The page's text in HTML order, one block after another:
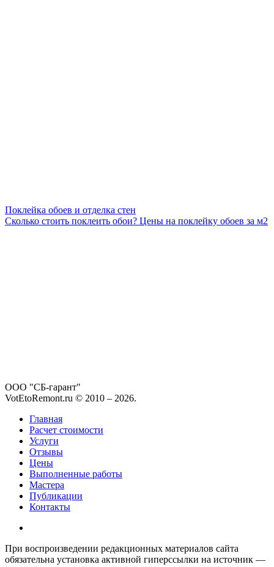
Поклейка обоев и отделка стен
Сколько стоить поклеить обои? Цены на поклейку обоев за м2
ООО "СБ-гарант"
VotEtoRemont.ru © 2010 – 2026.
Главная
Расчет стоимости
Услуги
Отзывы
Цены
Выполненные работы
Мастера
Публикации
Контакты
При воспроизведении редакционных материалов сайта
обязательна установка активной гиперссылки на источник —